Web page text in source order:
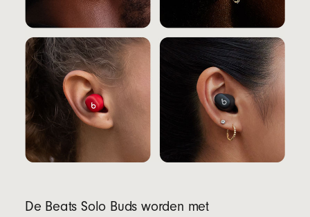
De Beats Solo Buds worden met